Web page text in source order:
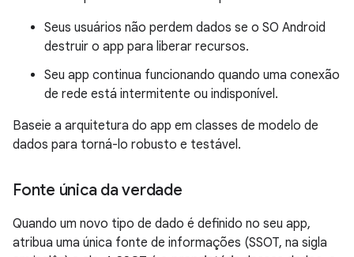
Seus usuários não perdem dados se o SO Android
destruir o app para liberar recursos.
Seu app continua funcionando quando uma conexão
de rede está intermitente ou indisponível.
Baseie a arquitetura do app em classes de modelo de
dados para torná-lo robusto e testável.
Fonte única da verdade
Quando um novo tipo de dado é definido no seu app,
atribua uma única fonte de informações (SSOT, na sigla